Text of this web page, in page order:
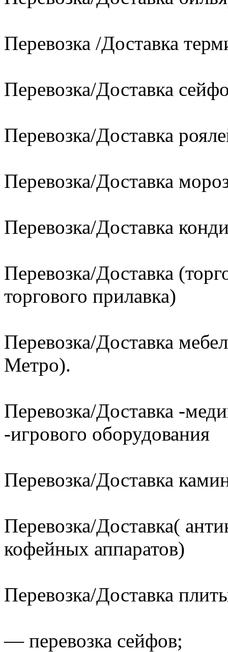
Перевозка /Доставка
Перевозка/Доставка
Перевозка/Доставка
Перевозка/Доставка
Перевозка/Доставка
Перевозка/Доставка
торгового прилавка)
Перевозка/Доставка
Метро).
Перевозка/Доставка -
-игрового оборудования
Перевозка/Доставка
Перевозка/Доставка(
кофейных аппаратов)
Перевозка/Доставка
— перевозка сейфов;